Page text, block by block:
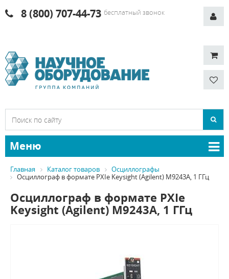
8 (800) 707-44-73 бесплатный звонок
Меню
Главная Каталог товаров
Осциллографы
Осциллограф в формате PXIe Keysight (Agilent) M9243A, 1 ГГц
Осциллограф в формате PXIe
Keysight (Agilent) M9243A, 1 ГГц